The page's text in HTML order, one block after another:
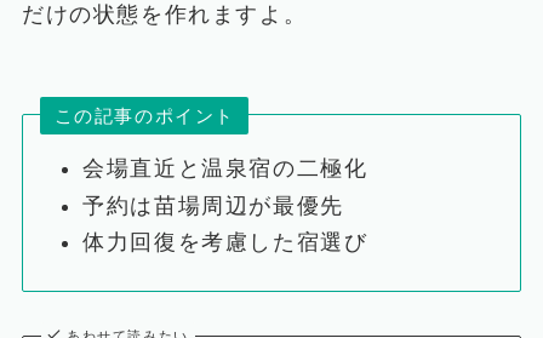
だけの状態を作れますよ。
この記事のポイント
会場直近と温泉宿の二極化
予約は苗場周辺が最優先
体力回復を考慮した宿選び